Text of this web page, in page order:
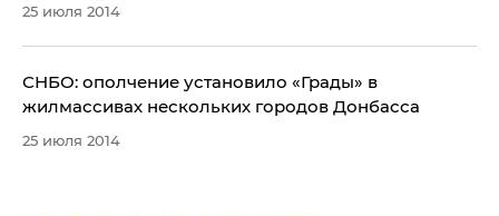
25 июля 2014
​СНБО: ополчение установило «Грады» в
жилмассивах нескольких городов Донбасса
25 июля 2014